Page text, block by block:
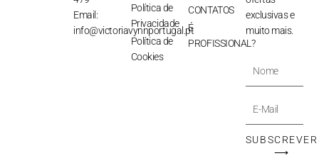
Email:
info@victoriavynnportugal.pt
Política de
Privacidade
Política de
Cookies
CONTATOS
É
PROFISSIONAL?
exclusivas e
muito mais.
Nome
E-
Mail
SUBSCREVER
⟶